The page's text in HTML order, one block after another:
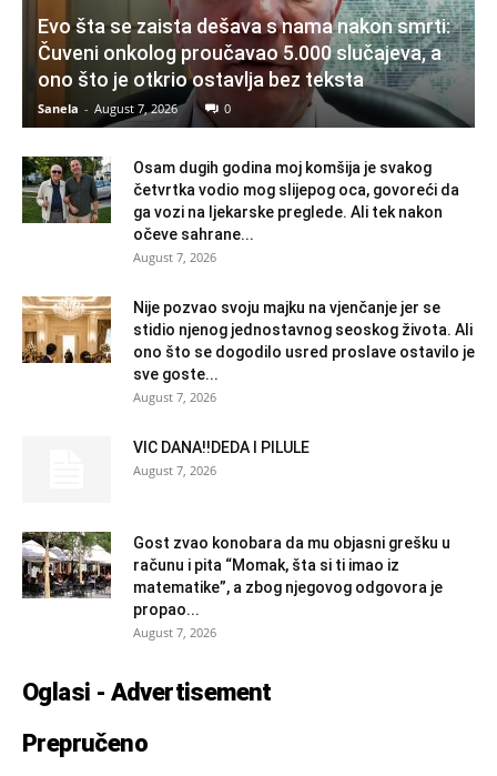
Evo šta se zaista dešava s nama nakon smrti:
Čuveni onkolog proučavao 5.000 slučajeva, a
ono što je otkrio ostavlja bez teksta
Sanela - August 7, 2026 0
Osam dugih godina moj komšija je svakog
četvrtka vodio mog slijepog oca, govoreći da
ga vozi na ljekarske preglede. Ali tek nakon
očeve sahrane...
August 7, 2026
Nije pozvao svoju majku na vjenčanje jer se
stidio njenog jednostavnog seoskog života. Ali
ono što se dogodilo usred proslave ostavilo je
sve goste...
August 7, 2026
VIC DANA!!DEDA I PILULE
August 7, 2026
Gost zvao konobara da mu objasni grešku u
računu i pita “Momak, šta si ti imao iz
matematike”, a zbog njegovog odgovora je
propao...
August 7, 2026
Oglasi - Advertisement
Prepručeno